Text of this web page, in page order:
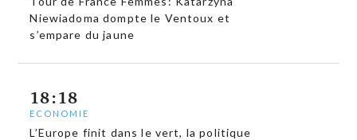
Niewiadoma dompte le Ventoux et
s’empare du jaune
18:18
ECONOMIE
L’Europe finit dans le vert, la politique